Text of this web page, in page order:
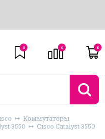
0 0 0
Коммутаторы
3550
Cisco Catalyst 3550